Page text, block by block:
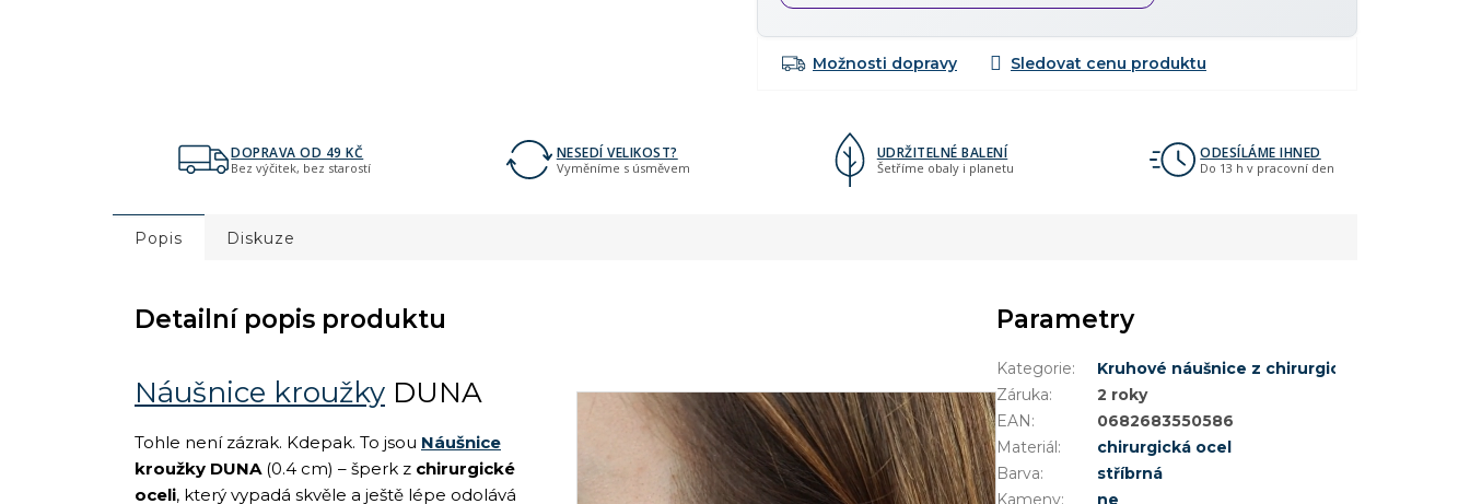
Možnosti dopravy
DOPRAVA OD 49 KČ
Bez výčitek, bez starostí
NESEDÍ VELIKOST?
Vyměníme s úsměvem
UDRŽITELNÉ BALENÍ
Šetříme obaly i planetu
ODESÍLÁME IHNED
Do 13 h v pracovní den
Popis Diskuze
Detailní popis produktu
Náušnice kroužky DUNA
Tohle není zázrak. Kdepak. To jsou Náušnice
kroužky DUNA(0.4 cm) – šperk z chirurgické
oceli, který vypadá skvěle a ještě lépe odolává
Parametry
Kategorie:
Kruhové náušnice z chirurgické oceli
Záruka:
2 roky
EAN:
0682683550586
Materiál:
chirurgická ocel
Barva:
stříbrná
Kameny:
ne